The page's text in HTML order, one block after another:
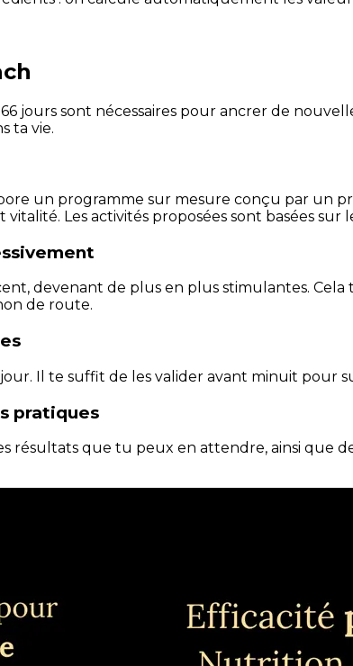
jours sont nécessaires pour ancrer de
ta vie.
un programme sur mesure conçu par un
Les activités proposées sont basées
devenant de plus en plus stimulantes.
de route.
Il te suffit de les valider avant minuit pour
pratiques
résultats que tu peux en attendre, ainsi que